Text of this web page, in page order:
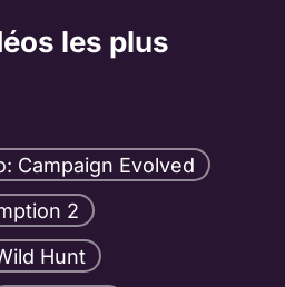
les plus
Campaign Evolved
2
Hunt